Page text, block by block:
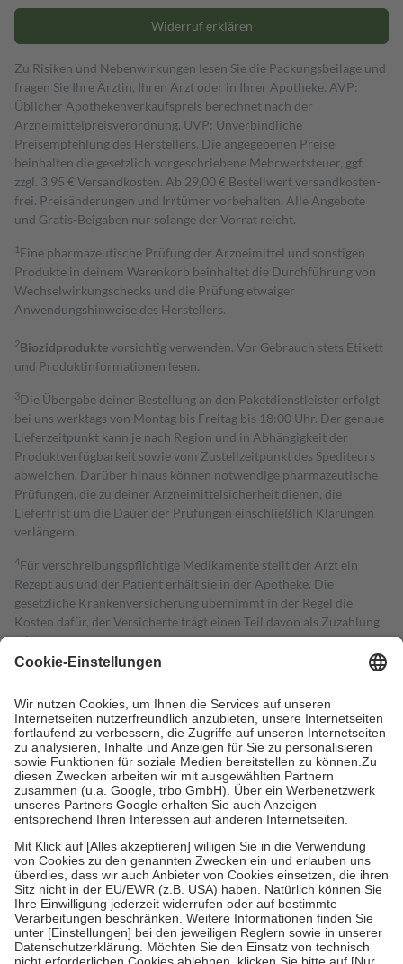
Widerruf erklären
Zu Risiken und Nebenwirkungen lesen Sie die Packungsbeilage und
fragen Sie Ihre Ärztin, Ihren Arzt oder in Ihrer Apotheke. AVP:
Üblicher Apothekenverkaufspreis berechnet nach der
Arzneimittelpreisverordnung. UVP: Unverbindliche
Preisempfehlung des Herstellers. Die angegebenen Preise
beinhalten die gesetzlich vorgeschriebene Mehrwertsteuer, ggf.
zzgl. 3,95 € Versandkosten. Ab 29,00 € Bestell­wert versand­kosten­
frei. Preisänderungen und Irrtümer vorbehalten. Alle Angebote
und Gratis-Beigaben nur solange der Vorrat reicht.
1 Eine pharmazeutische Prüfung der Arzneimittel und sonstigen
Produkte in deinem Warenkorb beinhaltet die Durchführung von
Wechselwirkungschecks und die Prüfung etwaiger
Anwendungshinweise des Herstellers.
2Biozidproduktevorsichtig verwenden. Vor Gebrauch stets Etikett
und Produktinformationen lesen.
3Die Übergabe deiner Bestellung an den Paketdienstleister erfolgt
bei uns werktags von Montag bis Freitag bis 18:00 Uhr. Der genaue
Lieferzeitpunkt kann je nach Region und in Abhängigkeit der
Produktverfügbarkeit sowie vom Zustellzeitpunkt des Spediteurs
abweichen. Darüber hinaus können notwendige pharmazeutische
Prüfungen, die zu deiner Arzneimittelsicherheit dienen, die
Lieferfrist um die Dauer der Prüfungen einschließlich Klärungen
verlängern.
4Für verschreibungspflichtige Medikamente stellt der Arzt ein
Rezept aus und der Patient erhält sie in der Apotheke. Die
gesetzliche Krankenversicherung übernimmt in der Regel die
Kosten dafür, der Versicherte trägt einen Teil davon als Zuzahlung
mit.
Grundsätzlich leisten Mitglieder Zuzahlungen in Höhe von zehn
höchstens zehn Euro.
Es sind jedoch nie mehr als die tatsächlichen
Kosten der Leistung zu entrichten.
Diese Regeln gelten grundsätzlich auch für Online-Apotheken.
Bei Heilmitteln und häuslicher Krankenpflege beträgt die
Zuzahlung zehn Prozent der Kosten sowie zehn Euro je
Verordnung.
Um das Engagement der Versicherten für ihre eigene Gesundheit zu
stärken und die besondere Stellung der Familie zu unterstützen,
fallenkeine Zuzahlungenan bei:
• Kindern und Jugendlichen bis zum vollendeten 18. Lebensjahr
mit Ausnahme der Fahrkosten
• Untersuchungen zur Vorsorge und Früherkennung, die von der
GKV getragen werden
• empfohlenen Schutzimpfungen